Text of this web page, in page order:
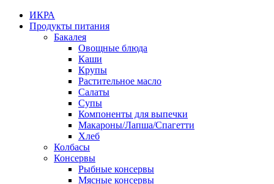
ИКРА
Продукты питания
Бакалея
Овощные блюда
Каши
Крупы
Растительное масло
Салаты
Супы
Компоненты для выпечки
Макароны/Лапша/Спагетти
Хлеб
Колбасы
Консервы
Рыбные консервы
Мясные консервы